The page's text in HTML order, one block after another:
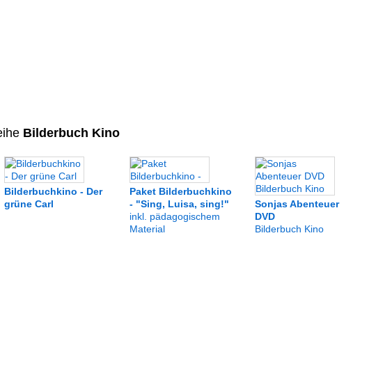
Bilderbuch Kino
Bilderbuchkino - Der
grüne Carl
Paket Bilderbuchkino
- "Sing, Luisa, sing!"
inkl. pädagogischem
Material
Sonjas Abenteuer
DVD
Bilderbuch Kino